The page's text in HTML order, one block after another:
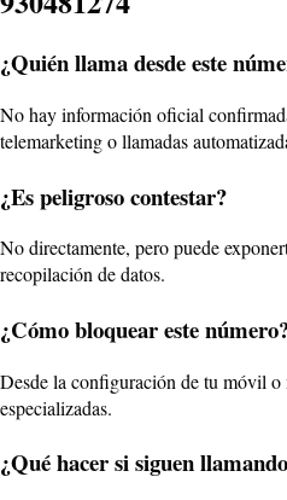
¿Quién llama desde este
No hay información oficial
telemarketing o llamadas
¿Es peligroso contestar?
No directamente, pero puede
recopilación de datos.
¿Cómo bloquear este
Desde la configuración de tu móvil o
especializadas.
¿Qué hacer si siguen